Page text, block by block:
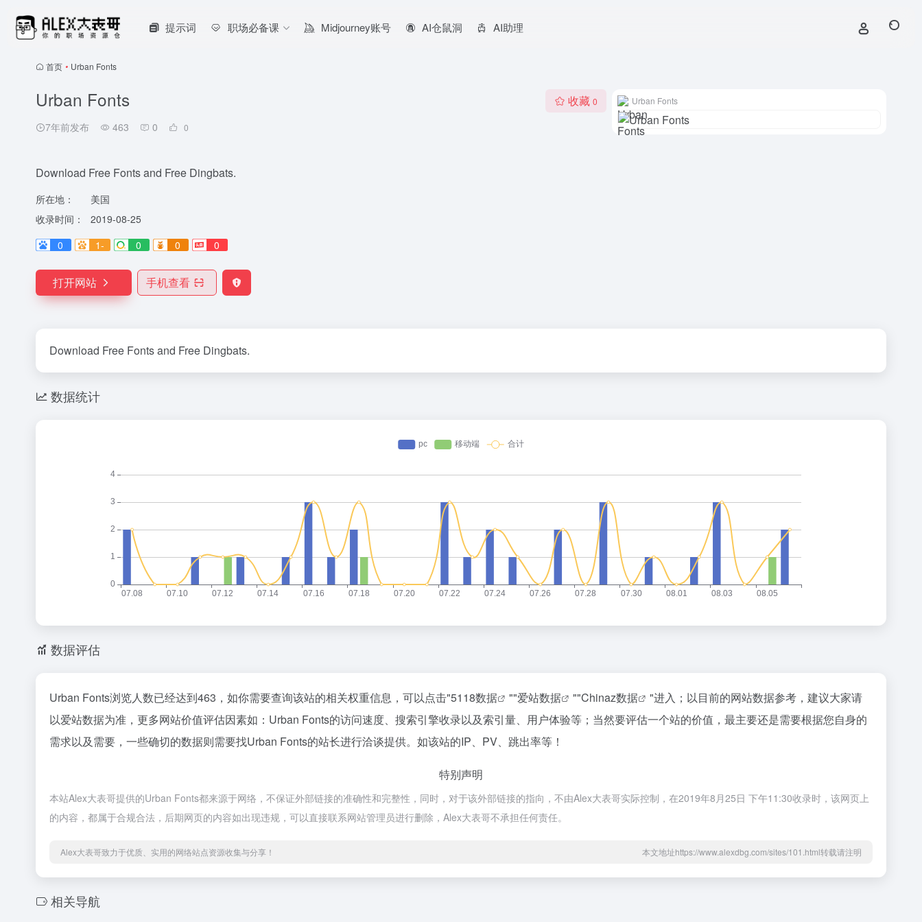
提示词 职场必备课 Midjourney账号 AI仓鼠洞 AI助理
首页 • Urban Fonts
Urban Fonts
7年前发布 463 0 0
收藏 0
Download Free Fonts and Free Dingbats.
所在地：
美国
收录时间：
2019-08-25
0
1- 0 0 0
打开网站 手机查看
Urban Fonts
Download Free Fonts and Free Dingbats.
数据统计
数据评估
Urban Fonts浏览人数已经达到463，如你需要查询该站的相关权重信息，可以点击"5118数据 ""爱站数据 ""Chinaz数据
"进入；以目前的网站数据参考，建议大家请
以爱站数据为准，更多网站价值评估因素如：Urban Fonts的访问速度、搜索引擎收录以及索引量、用户体验等；当然要评估一个站的价值，最主要还是需要根据您自身的
需求以及需要，一些确切的数据则需要找Urban Fonts的站长进行洽谈提供。如该站的IP、PV、跳出率等！
特别声明
本站Alex大表哥提供的Urban Fonts都来源于网络，不保证外部链接的准确性和完整性，同时，对于该外部链接的指向，不由Alex大表哥实际控制，在2019年8月25日 下午11:30收录时，该网页上
的内容，都属于合规合法，后期网页的内容如出现违规，可以直接联系网站管理员进行删除，Alex大表哥不承担任何责任。
Alex大表哥致力于优质、实用的网络站点资源收集与分享！ 本文地址https://www.alexdbg.com/sites/101.html转载请注明
相关导航